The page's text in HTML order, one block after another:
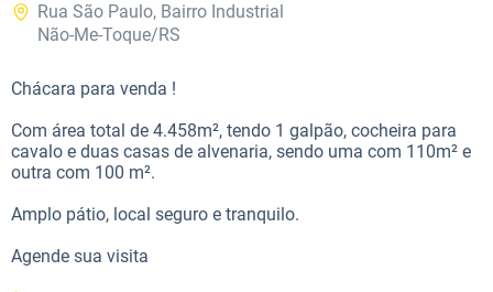
Rua São Paulo, Bairro Industrial
Não-Me-Toque/RS
Chácara para venda !
Com área total de 4.458m², tendo 1 galpão, cocheira para
cavalo e duas casas de alvenaria, sendo uma com 110m² e
outra com 100 m².
Amplo pátio, local seguro e tranquilo.
Agende sua visita